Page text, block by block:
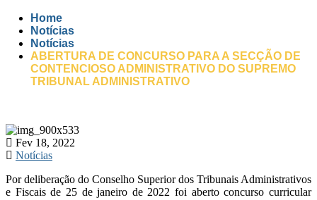
Home
Notícias
Notícias
ABERTURA DE CONCURSO PARA A SECÇÃO DE
CONTENCIOSO ADMINISTRATIVO DO SUPREMO
TRIBUNAL ADMINISTRATIVO
Fev 18, 2022
Notícias
Por deliberação do Conselho Superior dos Tribunais Administrativos
e Fiscais de 25 de janeiro de 2022 foi aberto concurso curricular